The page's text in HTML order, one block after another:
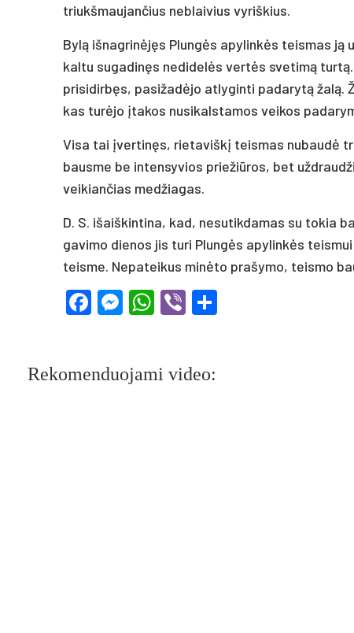
triukšmaujančius neblaivius vyriškius.
Bylą išnagrinėjęs Plungės apylinkės teismas
kaltu sugadinęs nedidelės vertės svetimą
prisidirbęs, pasižadėjo atlyginti padarytą žalą.
kas turėjo įtakos nusikalstamos veikos
Visa tai įvertinęs, rietaviškį teismas nubaudė
bausme be intensyvios priežiūros, bet
veikiančias medžiagas.
D. S. išaiškintina, kad, nesutikdamas su tokia
gavimo dienos jis turi Plungės apylinkės
teisme. Nepateikus minėto prašymo, teismo
Facebook
Messenger
WhatsApp
Viber
Rekomenduojami video: